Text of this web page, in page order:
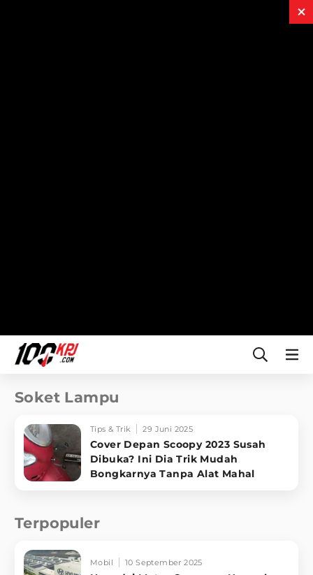
Soket Lampu
Tips & Trik 29 Juni 2025
Cover Depan Scoopy 2023 Susah
Dibuka? Ini Dia Trik Mudah
Bongkarnya Tanpa Alat Mahal
Terpopuler
Mobil 10 September 2025